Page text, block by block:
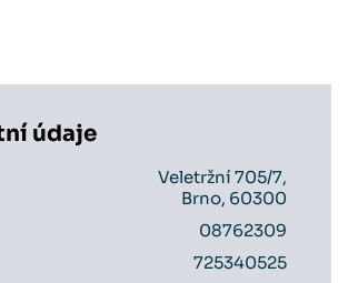
údaje
Veletržní 705/7,
Brno, 60300
08762309
725340525